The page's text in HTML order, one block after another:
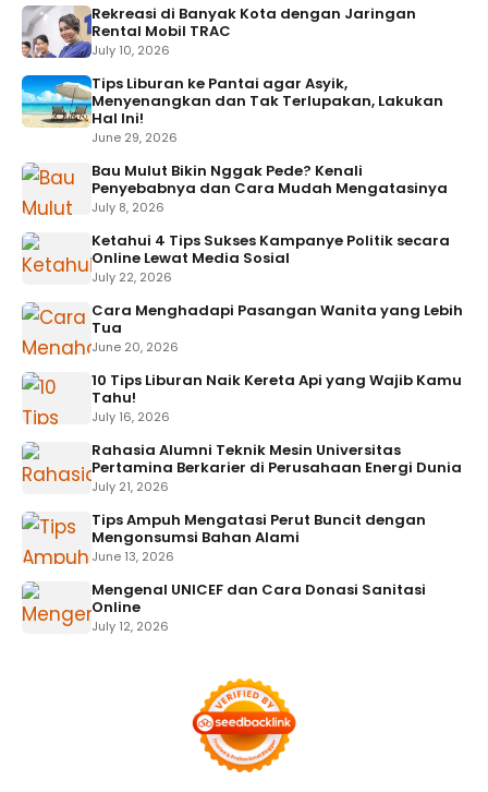
Rekreasi di Banyak Kota dengan Jaringan
Rental Mobil TRAC
July 10, 2026
Tips Liburan ke Pantai agar Asyik,
Menyenangkan dan Tak Terlupakan, Lakukan
Hal Ini!
June 29, 2026
Bau Mulut Bikin Nggak Pede? Kenali
Penyebabnya dan Cara Mudah Mengatasinya
July 8, 2026
Ketahui 4 Tips Sukses Kampanye Politik secara
Online Lewat Media Sosial
July 22, 2026
Cara Menghadapi Pasangan Wanita yang Lebih
Tua
June 20, 2026
10 Tips Liburan Naik Kereta Api yang Wajib Kamu
Tahu!
July 16, 2026
Rahasia Alumni Teknik Mesin Universitas
Pertamina Berkarier di Perusahaan Energi Dunia
July 21, 2026
Tips Ampuh Mengatasi Perut Buncit dengan
Mengonsumsi Bahan Alami
June 13, 2026
Mengenal UNICEF dan Cara Donasi Sanitasi
Online
July 12, 2026